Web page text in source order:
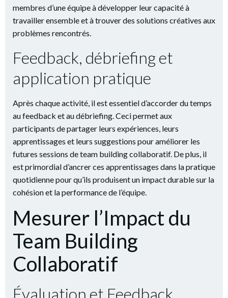
membres d’une équipe à développer leur capacité à
travailler ensemble et à trouver des solutions créatives aux
problèmes rencontrés.
Feedback, débriefing et
application pratique
Après chaque activité, il est essentiel d’accorder du temps
au feedback et au débriefing. Ceci permet aux
participants de partager leurs expériences, leurs
apprentissages et leurs suggestions pour améliorer les
futures sessions de team building collaboratif. De plus, il
est primordial d’ancrer ces apprentissages dans la pratique
quotidienne pour qu’ils produisent un impact durable sur la
cohésion et la performance de l’équipe.
Mesurer l’Impact du
Team Building
Collaboratif
Évaluation et Feedback